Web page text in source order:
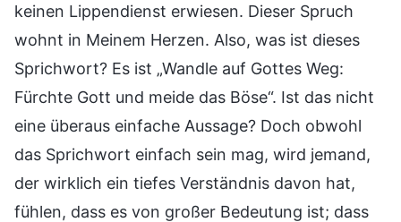
keinen Lippendienst erwiesen. Dieser Spruch
wohnt in Meinem Herzen. Also, was ist dieses
Sprichwort? Es ist „Wandle auf Gottes Weg:
Fürchte Gott und meide das Böse“. Ist das nicht
eine überaus einfache Aussage? Doch obwohl
das Sprichwort einfach sein mag, wird jemand,
der wirklich ein tiefes Verständnis davon hat,
fühlen, dass es von großer Bedeutung ist; dass